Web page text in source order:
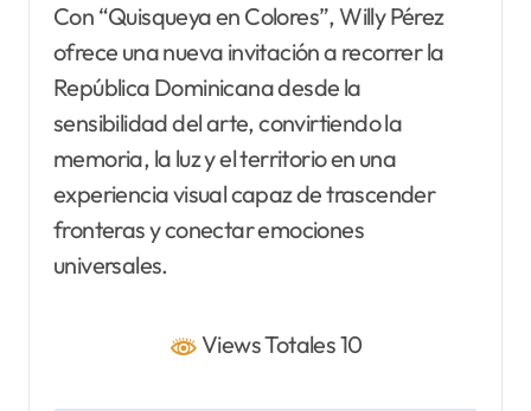
Con “Quisqueya en Colores”, Willy Pérez
ofrece una nueva invitación a recorrer la
República Dominicana desde la
sensibilidad del arte, convirtiendo la
memoria, la luz y el territorio en una
experiencia visual capaz de trascender
fronteras y conectar emociones
universales.
Views Totales 10